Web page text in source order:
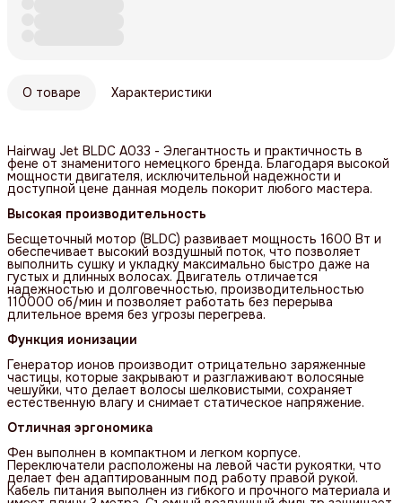
О товаре Характеристики
Hairway Jet BLDC A033 - Элегантность и практичность в
фене от знаменитого немецкого бренда. Благодаря высокой
мощности двигателя, исключительной надежности и
доступной цене данная модель покорит любого мастера.
Высокая производительность
Бесщеточный мотор (BLDC) развивает мощность 1600 Вт и
обеспечивает высокий воздушный поток, что позволяет
выполнить сушку и укладку максимально быстро даже на
густых и длинных волосах. Двигатель отличается
надежностью и долговечностью, производительностью
110000 об/мин и позволяет работать без перерыва
длительное время без угрозы перегрева.
Функция ионизации
Генератор ионов производит отрицательно заряженные
частицы, которые закрывают и разглаживают волосяные
чешуйки, что делает волосы шелковистыми, сохраняет
естественную влагу и снимает статическое напряжение.
Отличная эргономика
Фен выполнен в компактном и легком корпусе.
Переключатели расположены на левой части рукоятки, что
делает фен адаптированным под работу правой рукой.
Кабель питания выполнен из гибкого и прочного материала и